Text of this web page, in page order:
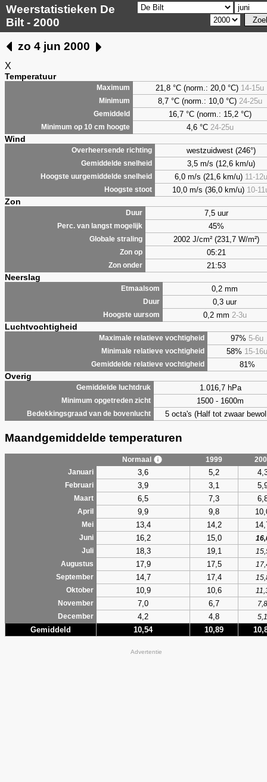
Weerstatistieken De
Bilt - 2000
zo 4 jun 2000
X
Temperatuur
Maximum 21,8 °C (norm.: 20,0 °C) 14-15u
Minimum 8,7°C (norm.: 10,0 °C) 24-25u
Gemiddeld 16,7 °C (norm.: 15,2 °C)
Minimum op 10 cm hoogte 4,6°C 24-25u
Wind
Overheersende richting westzuidwest (246°)
Gemiddelde snelheid 3,5 m/s (12,6 km/u)
Hoogste uurgemiddelde snelheid 6,0 m/s (21,6 km/u) 11-12u
Hoogste stoot 10,0 m/s (36,0 km/u) 10-
Zon
Duur 7,5 uur
Perc. van langst mogelijk 45%
Globale straling 2002 J/cm² (231,7 W/m²)
Zon op 05:21
Zon onder 21:53
Neerslag
Etmaalsom 0,2 mm
Duur 0,3 uur
Hoogste uursom 0,2 mm 2-3u
Luchtvochtigheid
Maximale relatieve vochtigheid 97% 5-6u
Minimale relatieve vochtigheid 58% 15-16u
Gemiddelde relatieve vochtigheid 81%
Overig
Gemiddelde luchtdruk 1.016,7 hPa
Minimum opgetreden zicht 1500 - 1600m
Bedekkingsgraad van de bovenlucht 5 octa's (Half tot zwaar
Maandgemiddelde temperaturen
Normaal 1999
Januari
3,6 5,2
Februari 3,9 3,1
Maart 6,5 7,3
April 9,9 9,8
Mei 13,4 14,2
Juni 16,2 15,0
Juli
18,3 19,1
Augustus
17,9 17,5
September
14,7 17,4
Oktober
10,9 10,6
November
7,0 6,7
7,8
December
4,2 4,8 5,1
Gemiddeld 10,54 10,89
Advertentie